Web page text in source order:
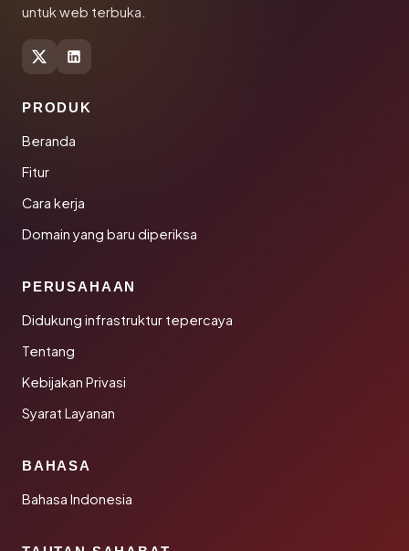
untuk web terbuka.
PRODUK
Beranda
Fitur
Cara kerja
Domain yang baru diperiksa
PERUSAHAAN
Didukung infrastruktur tepercaya
Tentang
Kebijakan Privasi
Syarat Layanan
BAHASA
Bahasa Indonesia